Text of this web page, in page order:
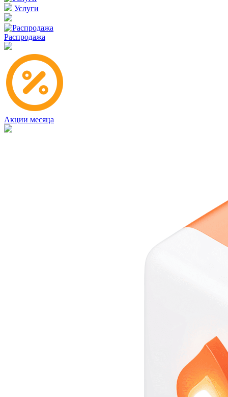
Услуги
Распродажа
Акции месяца